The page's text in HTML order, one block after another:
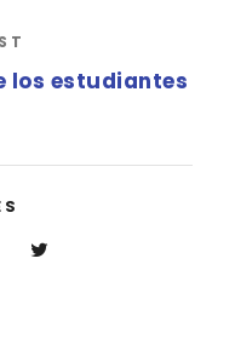
los estudiantes